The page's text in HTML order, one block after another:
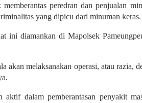
peredran dan penjualan
yang dipicu dari minuman keras.
ini diamankan di Mapolsek
akan melaksanakan operasi, atau razia,
dalam pemberantasan penyakit